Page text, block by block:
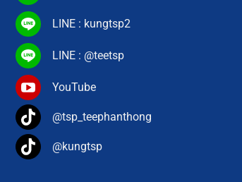
LINE : kungtsp2
LINE : @teetsp
YouTube
@tsp_teephanthong
@kungtsp